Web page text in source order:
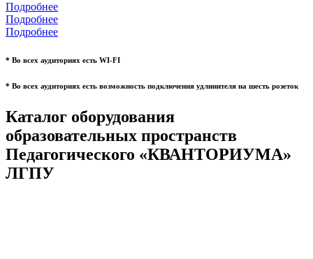
Подробнее
Подробнее
Подробнее
* Во всех аудиториях есть WI-FI
* Во всех аудиториях есть возможность подключения удлинителя на шесть розеток
Каталог оборудования
образовательных пространств
Педагогического «КВАНТОРИУМА»
ЛГПУ